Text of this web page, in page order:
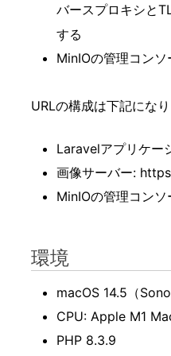
バースプロキシと
する
MinIOの管理コン
URLの構成は下記にな
Laravelアプリケ
画像サーバー:
MinIOの管理コン
環境
macOS 14.5（
CPU: Apple M1
PHP 8.3.9